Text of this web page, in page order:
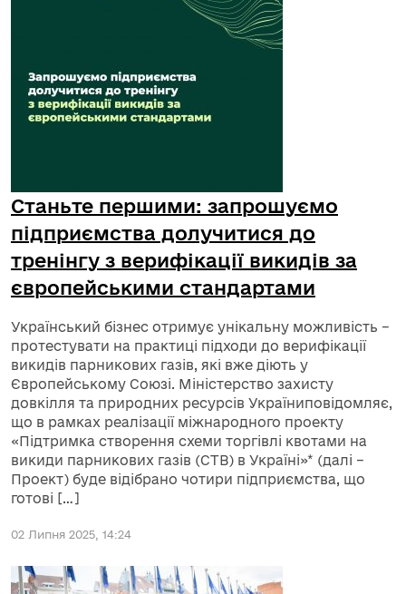
Станьте першими: запрошуємо
підприємства долучитися до
тренінгу з верифікації викидів за
європейськими стандартами
Український бізнес отримує унікальну можливість –
протестувати на практиці підходи до верифікації
викидів парникових газів, які вже діють у
Європейському Союзі. Міністерство захисту
довкілля та природних ресурсів Україниповідомляє,
що в рамках реалізації міжнародного проекту
«Підтримка створення схеми торгівлі квотами на
викиди парникових газів (СТВ) в Україні»* (далі –
Проект) буде відібрано чотири підприємства, що
готові […]
02 Липня 2025, 14:24